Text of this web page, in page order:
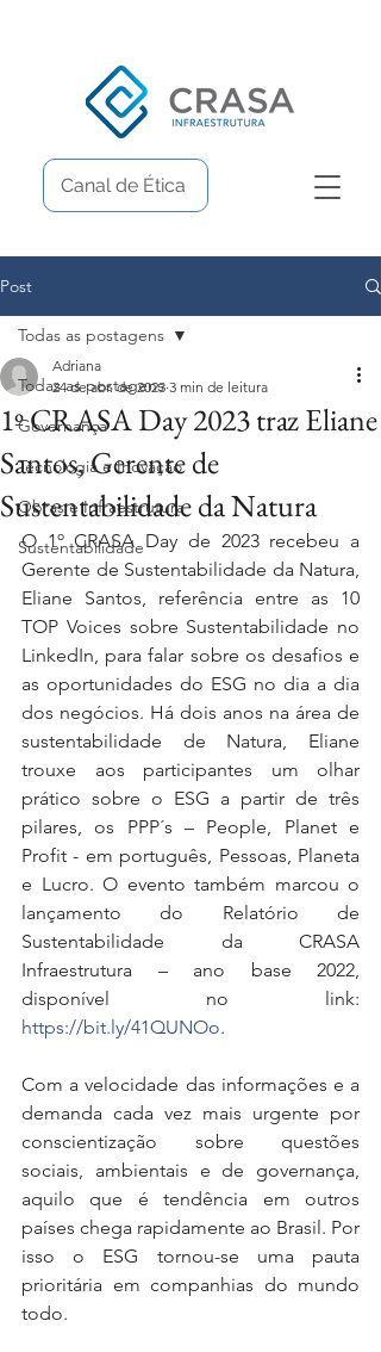
Canal de Ética
Post
Todas as postagens
Governança
Tecnologia e Inovação
Obras e Infraestrutura
Sustentabilidade
Todas as postagens
1º CRASA Day 2023 traz Eliane
Santos, Gerente de
Sustentabilidade da Natura
Adriana
24 de abr. de 2023 3 min de leitura
O 1º CRASA Day de 2023 recebeu a
Gerente de Sustentabilidade da Natura,
Eliane Santos, referência entre as 10
TOP Voices sobre Sustentabilidade no
LinkedIn, para falar sobre os desafios e
as oportunidades do ESG no dia a dia
dos negócios. Há dois anos na área de
sustentabilidade de Natura, Eliane
trouxe aos participantes um olhar
prático sobre o ESG a partir de três
pilares, os PPP´s – People, Planet e
Profit - em português, Pessoas, Planeta
e Lucro. O evento também marcou o
lançamento do Relatório de
Sustentabilidade da CRASA
Infraestrutura – ano base 2022,
https://bit.ly/41QUNOo.
Com a velocidade das informações e a
demanda cada vez mais urgente por
conscientização sobre questões
sociais, ambientais e de governança,
aquilo que é tendência em outros
países chega rapidamente ao Brasil. Por
isso o ESG tornou-se uma pauta
prioritária em companhias do mundo
todo.